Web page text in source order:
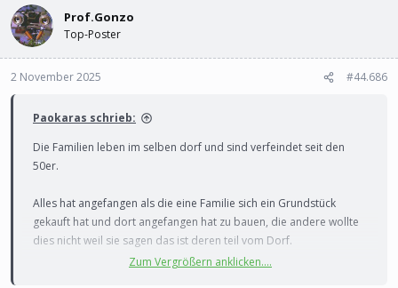
Prof.Gonzo
Top-Poster
2 November 2025 #44.686
Paokaras schrieb:
Die Familien leben im selben dorf und sind verfeindet seit den
50er.
Alles hat angefangen als die eine Familie sich ein Grundstück
gekauft hat und dort angefangen hat zu bauen, die andere wollte
dies nicht weil sie sagen das ist deren teil vom Dorf.
Zum Vergrößern anklicken....